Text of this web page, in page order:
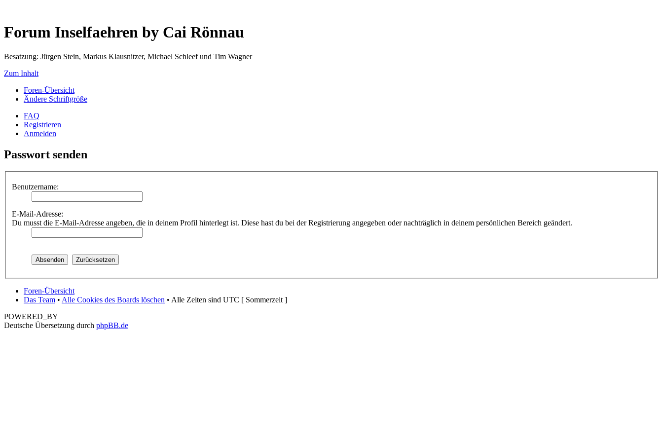
Forum Inselfaehren by Cai Rönnau
Besatzung: Jürgen Stein, Markus Klausnitzer, Michael Schleef und Tim Wagner
Zum Inhalt
Foren-Übersicht
Ändere Schriftgröße
FAQ
Registrieren
Anmelden
Passwort senden
Benutzername:
E-Mail-Adresse:
Du musst die E-Mail-Adresse angeben, die in deinem Profil hinterlegt ist. Diese hast du bei der Registrierung angegeben oder nachträglich in deinem persönlichen Bereich geändert.
Foren-Übersicht
Das Team • Alle Cookies des Boards löschen • Alle Zeiten sind UTC [ Sommerzeit ]
POWERED_BY
Deutsche Übersetzung durch phpBB.de